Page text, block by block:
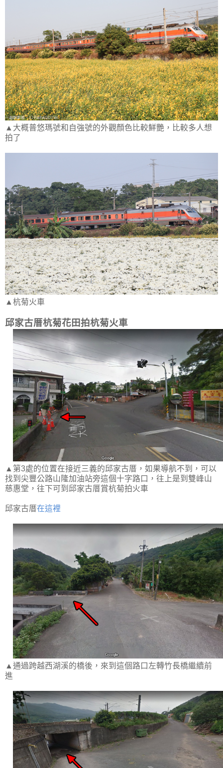
▲大概普悠瑪號和自強號的外觀顏色比較鮮艷，比較多人想
拍了
▲杭菊火車
邱家古厝杭菊花田拍杭菊火車
▲第3處的位置在接近三義的邱家古厝，如果導航不到，可以
找到尖豐公路山隆加油站旁這個十字路口，往上是到雙峰山
慈惠堂，往下可到邱家古厝賞杭菊拍火車
邱家古厝在這裡
▲通過跨越西湖溪的橋後，來到這個路口左轉竹長橋繼續前
進